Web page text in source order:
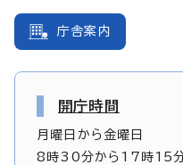
庁舎案内
開庁時間
月曜日から金曜日
8時30分から17時15分